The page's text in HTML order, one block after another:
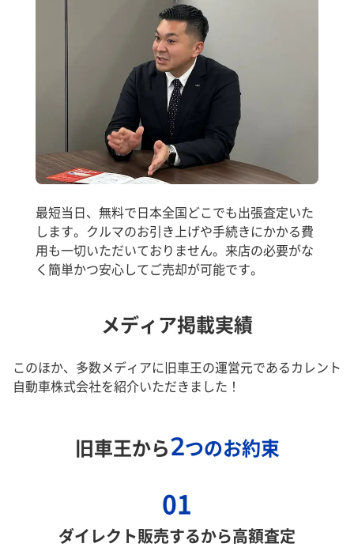
最短当日、無料で日本全国どこでも出張査定いた
します。クルマのお引き上げや手続きにかかる費
用も一切いただいておりません。来店の必要がな
く簡単かつ安心してご売却が可能です。
メディア掲載実績
このほか、多数メディアに旧車王の運営元であるカレント
自動車株式会社を紹介いただきました！
旧車王から2つのお約束
01
ダイレクト販売するから高額査定